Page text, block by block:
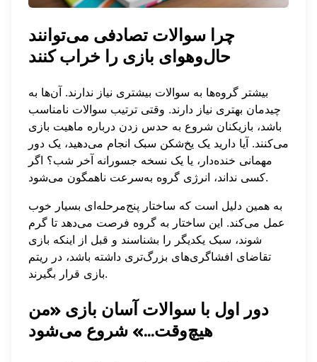
چرا سوالات تصادفی می‌توانند
حال‌وهوای بازی را خراب کنند
بیشتر گروه‌ها به سوالات بیشتری نیاز ندارند. آن‌ها به
چیدمان بهتری نیاز دارند. وقتی ترتیب سوالات نامناسب
باشد، بازیکنان شروع به حدس زدن درباره ماهیت بازی
می‌کنند. آیا دارید یک یخ‌شکن سبک انجام می‌دهید، یک دور
مهمانی خنده‌دار، یا یک نسخه جسورانه آخر شب؟ اگر
کسی نداند، انرژی گروه به‌سرعت ناهمگون می‌شود.
به همین دلیل است که ساختار پنج‌مرحله‌ای بسیار خوب
عمل می‌کند. این ساختار به گروه فرصت می‌دهد تا گرم
شوند، سبک یکدیگر را بشناسند و قبل از اینکه بازی
تقاضای افشاگری‌های بزرگ‌تری داشته باشد، در ریتم
بازی قرار بگیرند.
دور اول با سوالات آسان بازی «من
هیچ‌وقت...» شروع می‌شود